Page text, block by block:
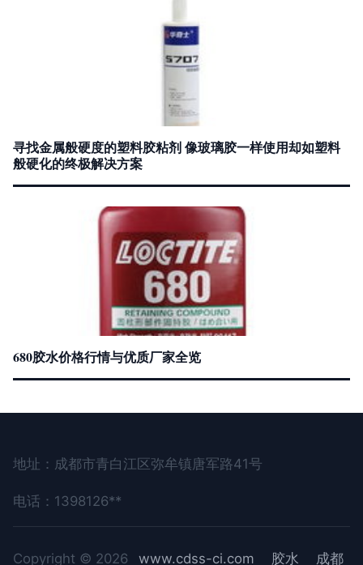
寻找金属般硬度的塑料胶粘剂 像玻璃胶一样使用却如塑料
般硬化的终极解决方案
680胶水价格行情与优质厂家全览
地址：成都市青白江区弥牟镇唐军路41号
电话：1398126**
Copyright © 2026 www.cdss-ci.com 胶水 成都